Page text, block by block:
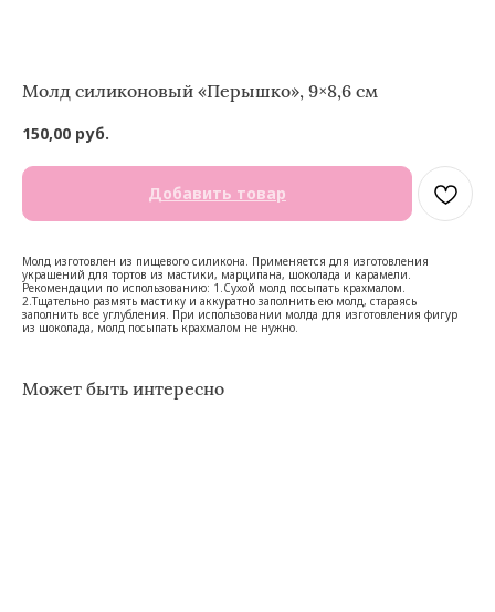
Молд силиконовый «Перышко», 9×8,6 см
150,00 руб.
Добавить товар
Молд изготовлен из пищевого силикона. Применяется для изготовления
украшений для тортов из мастики, марципана, шоколада и карамели.
Рекомендации по использованию: 1.Сухой молд посыпать крахмалом.
2.Тщательно размять мастику и аккуратно заполнить ею молд, стараясь
заполнить все углубления. При использовании молда для изготовления фигур
из шоколада, молд посыпать крахмалом не нужно.
Может быть интересно